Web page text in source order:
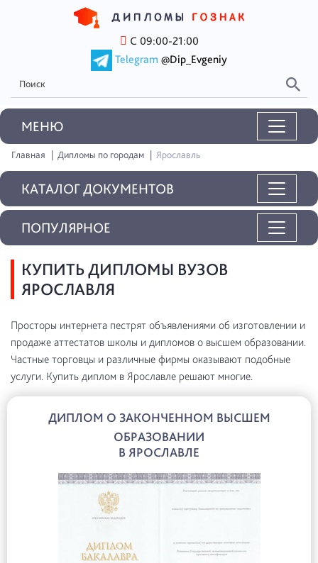
С 09:00-21:00
Telegram @Dip_Evgeniy
MEНЮ
Главная Дипломы по городам Ярославль
КАТАЛОГ ДОКУМЕНТОВ
КУПИТЬ ДИПЛОМЫ ВУЗОВ
ЯРОСЛАВЛЯ
Просторы интернета пестрят объявлениями об изготовлении и
продаже аттестатов школы и дипломов о высшем образовании.
Частные торговцы и различные фирмы оказывают подобные
услуги. Купить диплом в Ярославле решают многие.
ДИПЛОМ О ЗАКОНЧЕННОМ ВЫСШЕМ
ОБРАЗОВАНИИ
В ЯРОСЛАВЛЕ
ПОПУЛЯРНОЕ